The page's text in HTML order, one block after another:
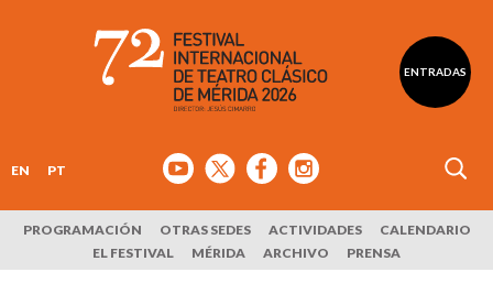
ENTRADAS
EN PT
PROGRAMACIÓN OTRAS SEDES ACTIVIDADES
CALENDARIO
EL FESTIVAL
MÉRIDA ARCHIVO PRENSA